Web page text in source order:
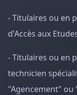
- Titulaires ou en
d'Accès aux
- Titulaires ou en
technicien
"Agencement" ou